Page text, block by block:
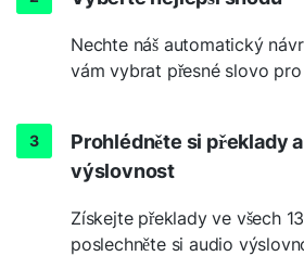
Nechte náš automatický
vám vybrat přesné slovo
Prohlédněte si překlady
výslovnost
Získejte překlady ve všech
poslechněte si audio